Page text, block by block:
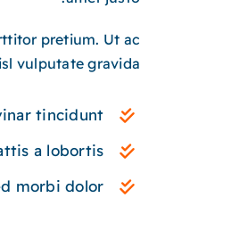
pretium. Ut ac
vulputate gravida.
tincidunt
a lobortis
morbi dolor